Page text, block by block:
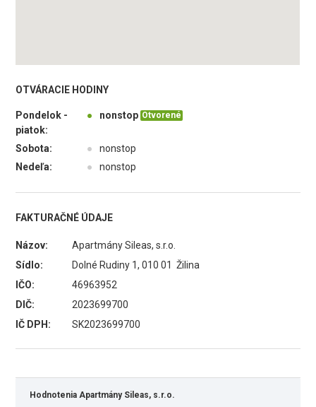
OTVÁRACIE HODINY
Pondelok -
piatok:
● nonstop Otvorené
Sobota: ●
nonstop
Nedeľa:
● nonstop
FAKTURAČNÉ ÚDAJE
Názov:
Apartmány Sileas, s.r.o.
Sídlo:
Dolné Rudiny 1, 010 01 Žilina
IČO:
46963952
DIČ:
2023699700
IČ DPH:
SK2023699700
Hodnotenia Apartmány Sileas, s.r.o.